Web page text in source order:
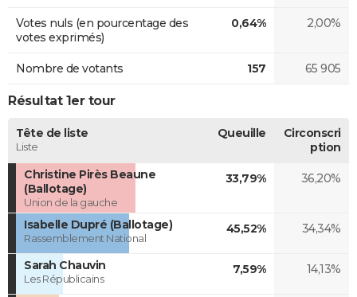
Votes nuls (en pourcentage des
votes exprimés)
0,64% 2,00%
Nombre de votants 157 65 905
Résultat 1er tour
Tête de liste
Liste
Queuille
Circonscri
ption
Christine Pirès Beaune
(Ballotage)
Union de la gauche
33,79% 36,20%
Isabelle Dupré (Ballotage)
Rassemblement National
45,52% 34,34%
Sarah Chauvin
Les Républicains
7,59% 14,13%